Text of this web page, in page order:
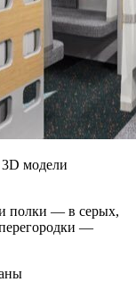
модели
полки — в серых,
—